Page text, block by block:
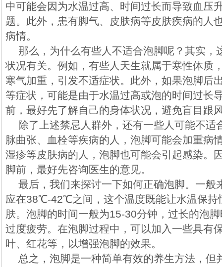
中可能会因为水温过高、时间过长而导致血压
题。此外，患有脚气、皮肤病等皮肤疾病的人
病情。
那么，为什么有些人不适合泡脚呢？其实，
状况有关。例如，有些人天生就属于寒性体质
寒气加重，引发不适症状。此外，如果泡脚后
等症状，可能是由于水温过高或泡的时间过长
前，最好先了解自己的身体状况，避免盲目跟
除了上述禁忌人群外，还有一些人可能不适
脉曲张、血栓等疾病的人，泡脚可能会加重病
湿疹等皮肤病的人，泡脚也可能会引起感染。
脚前，最好先咨询医生的意见。
最后，我们来探讨一下如何正确泡脚。一般
应在38℃-42℃之间，这个温度既能让水温保持
肤。泡脚的时间一般为15-30分钟，过长的泡
过度疲劳。在泡脚过程中，可以加入一些具有
叶、红花等，以增强泡脚的效果。
总之，泡脚是一种简单有效的养生方法，但